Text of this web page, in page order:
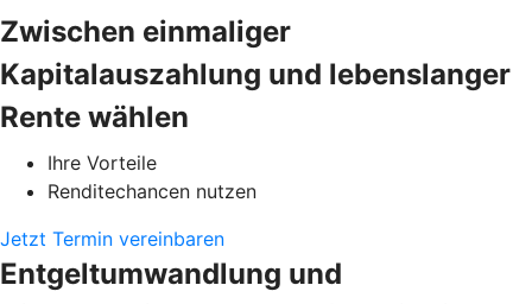
Zwischen einmaliger
Kapitalauszahlung und lebenslanger
Rente wählen
Ihre Vorteile
Renditechancen nutzen
Jetzt Termin vereinbaren
Entgeltumwandlung und